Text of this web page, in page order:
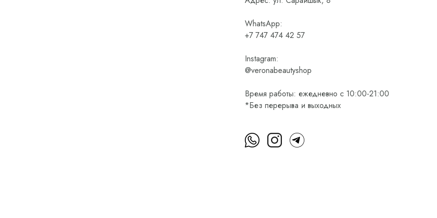
WhatsApp:
+7 747 474 42 57
Instagram:
@veronabeautyshop
Время работы: ежедневно с 10:00-21:00
*Без перерыва и выходных